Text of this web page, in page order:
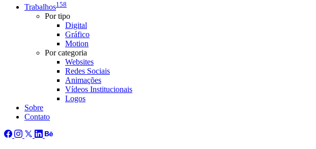
Trabalhos158
Por tipo
Digital
Gráfico
Motion
Por categoria
Websites
Redes Sociais
Animações
Vídeos Institucionais
Logos
Sobre
Contato